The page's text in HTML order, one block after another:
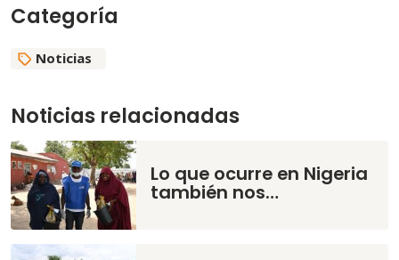
Categoría
Noticias
Noticias relacionadas
Lo que ocurre en Nigeria
también nos…